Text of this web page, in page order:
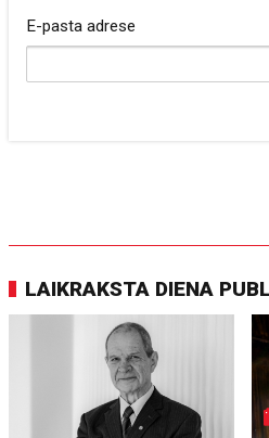
E-pasta adrese
LAIKRAKSTA DIENA